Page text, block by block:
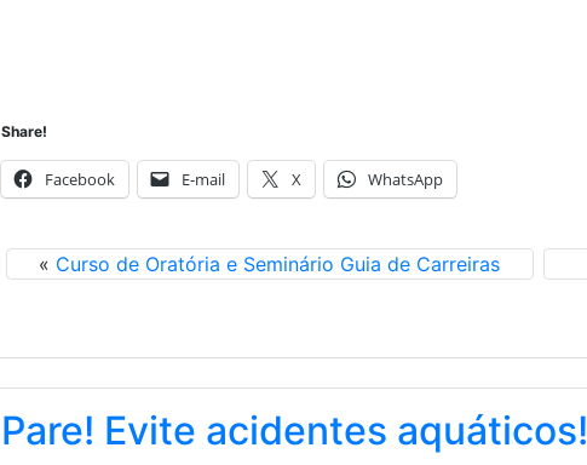
Share!
Facebook E-mail X WhatsApp
« Curso de Oratória e Seminário Guia de Carreiras
Pare! Evite acidentes aquáticos!